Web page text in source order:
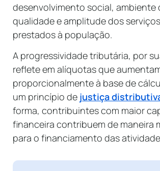
desenvolvimento social, ambiente
qualidade e amplitude dos
prestados à população.
A progressividade tributária, por
reflete em alíquotas que
proporcionalmente à base de
um princípio de justiça
forma, contribuintes com maior
financeira contribuem de maneira
para o financiamento das